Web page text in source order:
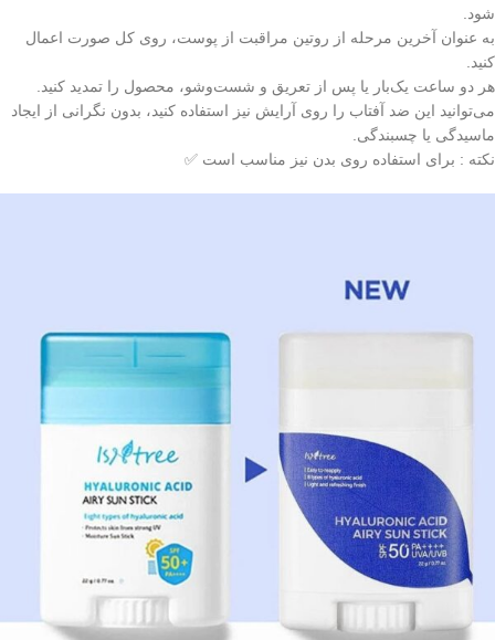
شود.
به عنوان آخرین مرحله از روتین مراقبت از پوست، روی کل صورت اعمال
کنید.
هر دو ساعت یک‌بار یا پس از تعریق و شست‌وشو، محصول را تمدید کنید.
می‌توانید این ضد آفتاب را روی آرایش نیز استفاده کنید، بدون نگرانی از ایجاد
ماسیدگی یا چسبندگی.
نکته : برای استفاده روی بدن نیز مناسب است ✅